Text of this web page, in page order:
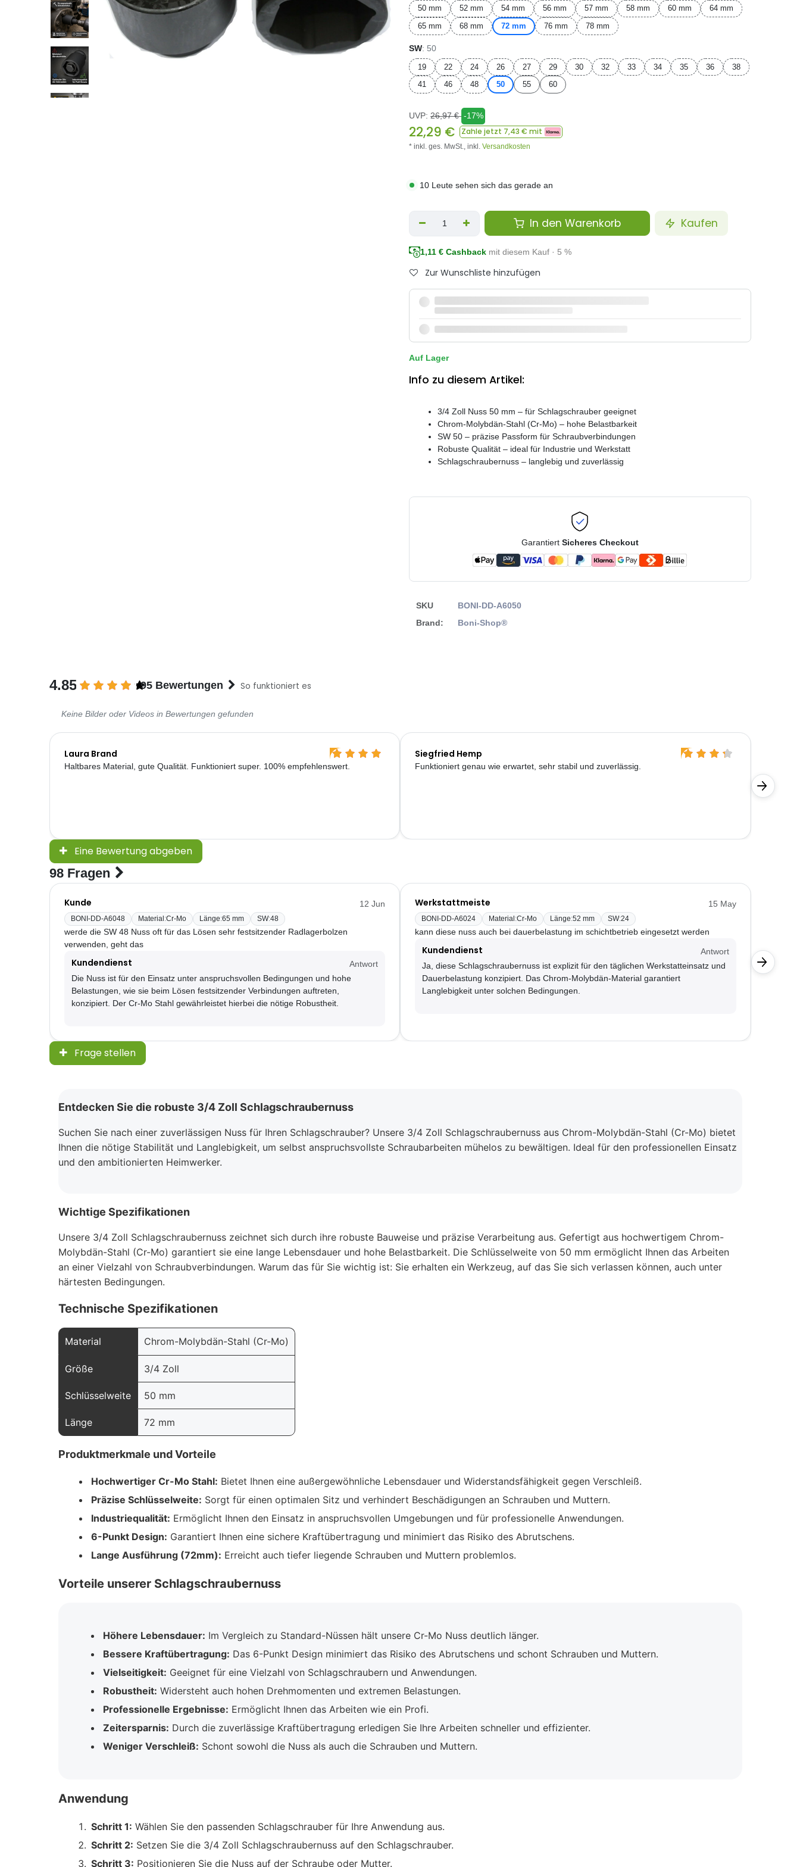
50 mm 52 mm 54 mm 56 mm 57 mm 58 mm 60 mm
64 mm
65 mm
68 mm 72 mm 76 mm 78 mm
SW: 50
19 22 24 26 27 29 30 32 33 34 35 36
38
41
46 48 50 55 60
UVP: 26,97€ -17%
22,29 € Zahle jetzt 7,43 € mit
* inkl. ges. MwSt., inkl. Versandkosten
10 Leute sehen sich das gerade an
In den Warenkorb Kaufen
1,11 € Cashback mit diesem Kauf · 5 %
Zur Wunschliste hinzufügen
Auf Lager
Info zu diesem Artikel:
3/4 Zoll Nuss 50 mm – für Schlagschrauber geeignet
Chrom-Molybdän-Stahl (Cr-Mo) – hohe Belastbarkeit
SW 50 – präzise Passform für Schraubverbindungen
Robuste Qualität – ideal für Industrie und Werkstatt
Schlagschraubernuss – langlebig und zuverlässig
Garantiert Sicheres Checkout
SKU
BONI-DD-A6050
Brand:
Boni-Shop®
4.85 95 Bewertungen So funktioniert es
Keine Bilder oder Videos in Bewertungen gefunden
Laura Brand
Haltbares Material, gute Qualität. Funktioniert super. 100% empfehlenswert.
Siegfried Hemp
Funktioniert genau wie erwartet, sehr stabil und zuverlässig.
Eine Bewertung abgeben
98 Fragen
Kunde 12 Jun
BONI-DD-A6048 Material:Cr-Mo Länge:65 mm SW:48
werde die SW 48 Nuss oft für das Lösen sehr festsitzender Radlagerbolzen
verwenden, geht das
Kundendienst
Antwort
Die Nuss ist für den Einsatz unter anspruchsvollen Bedingungen und hohe
Belastungen, wie sie beim Lösen festsitzender Verbindungen auftreten,
konzipiert. Der Cr-Mo Stahl gewährleistet hierbei die nötige Robustheit.
Werkstattmeiste 15 May
BONI-DD-A6024 Material:Cr-Mo Länge:52 mm SW:24
kann diese nuss auch bei dauerbelastung im schichtbetrieb eingesetzt werden
Kundendienst
Antwort
Ja, diese Schlagschraubernuss ist explizit für den täglichen Werkstatteinsatz und
Dauerbelastung konzipiert. Das Chrom-Molybdän-Material garantiert
Langlebigkeit unter solchen Bedingungen.
Ja,
Frage stellen
Entdecken Sie die robuste 3/4 Zoll Schlagschraubernuss
Suchen Sie nach einer zuverlässigen Nuss für Ihren Schlagschrauber? Unsere 3/4 Zoll Schlagschraubernuss aus Chrom-Molybdän-Stahl (Cr-Mo) bietet
Ihnen die nötige Stabilität und Langlebigkeit, um selbst anspruchsvollste Schraubarbeiten mühelos zu bewältigen. Ideal für den professionellen Einsatz
und den ambitionierten Heimwerker.
Wichtige Spezifikationen
Unsere 3/4 Zoll Schlagschraubernuss zeichnet sich durch ihre robuste Bauweise und präzise Verarbeitung aus. Gefertigt aus hochwertigem Chrom-
Molybdän-Stahl (Cr-Mo) garantiert sie eine lange Lebensdauer und hohe Belastbarkeit. Die Schlüsselweite von 50 mm ermöglicht Ihnen das Arbeiten
an einer Vielzahl von Schraubverbindungen. Warum das für Sie wichtig ist: Sie erhalten ein Werkzeug, auf das Sie sich verlassen können, auch unter
härtesten Bedingungen.
Technische Spezifikationen
Material Chrom-Molybdän-Stahl (Cr-Mo)
Größe 3/4 Zoll
Schlüsselweite 50 mm
Länge 72 mm
Produktmerkmale und Vorteile
Hochwertiger Cr-Mo Stahl: Bietet Ihnen eine außergewöhnliche Lebensdauer und Widerstandsfähigkeit gegen Verschleiß.
Präzise Schlüsselweite: Sorgt für einen optimalen Sitz und verhindert Beschädigungen an Schrauben und Muttern.
Industriequalität: Ermöglicht Ihnen den Einsatz in anspruchsvollen Umgebungen und für professionelle Anwendungen.
6-Punkt Design: Garantiert Ihnen eine sichere Kraftübertragung und minimiert das Risiko des Abrutschens.
Lange Ausführung (72mm): Erreicht auch tiefer liegende Schrauben und Muttern problemlos.
Vorteile unserer Schlagschraubernuss
Höhere Lebensdauer: Im Vergleich zu Standard-Nüssen hält unsere Cr-Mo Nuss deutlich länger.
Bessere Kraftübertragung: Das 6-Punkt Design minimiert das Risiko des Abrutschens und schont Schrauben und Muttern.
Vielseitigkeit: Geeignet für eine Vielzahl von Schlagschraubern und Anwendungen.
Robustheit: Widersteht auch hohen Drehmomenten und extremen Belastungen.
Professionelle Ergebnisse: Ermöglicht Ihnen das Arbeiten wie ein Profi.
Zeitersparnis: Durch die zuverlässige Kraftübertragung erledigen Sie Ihre Arbeiten schneller und effizienter.
Weniger Verschleiß: Schont sowohl die Nuss als auch die Schrauben und Muttern.
Anwendung
Schritt 1: Wählen Sie den passenden Schlagschrauber für Ihre Anwendung aus.
Schritt 2: Setzen Sie die 3/4 Zoll Schlagschraubernuss auf den Schlagschrauber.
Schritt 3: Positionieren Sie die Nuss auf der Schraube oder Mutter.